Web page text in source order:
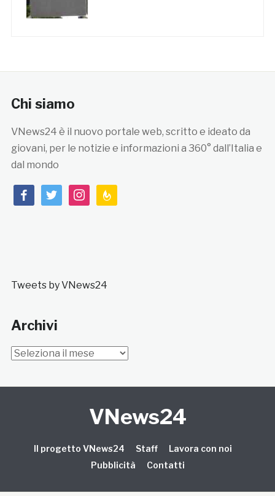
Chi siamo
VNews24 è il nuovo portale web, scritto e ideato da
giovani, per le notizie e informazioni a 360° dall’Italia e
dal mondo
facebooktwitterinstagramfeedburner
Tweets by VNews24
Archivi
Archivi
VNews24
Il progetto VNews24 Staff
Lavora con noi
Pubblicità
Contatti